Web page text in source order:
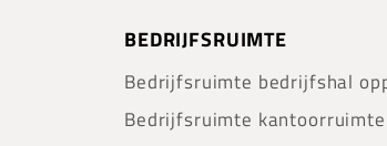
BEDRIJFSRUIMTE
Bedrijfsruimte bedrijfshal
Bedrijfsruimte